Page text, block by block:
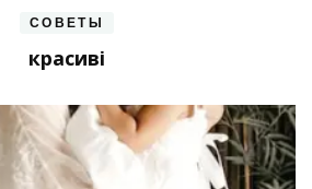
СОВЕТЫ
красиві